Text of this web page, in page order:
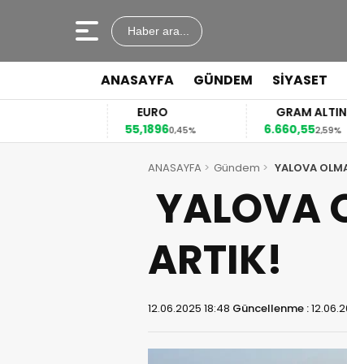
Haber ara...
ANASAYFA GÜNDEM SİYASET
0,45%
GRAM ALTIN
6.660,552,59%
ANASAYFA Gündem YALOVA
YALOVA
ARTIK!
12.06.2025 18:48 Güncellenme :